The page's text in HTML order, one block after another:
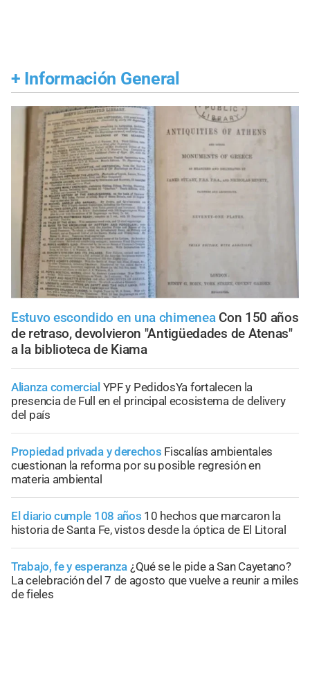
+ Información General
Estuvo escondido en una chimenea Con 150 años
de retraso, devolvieron "Antigüedades de Atenas"
a la biblioteca de Kiama
Alianza comercial YPF y PedidosYa fortalecen la
presencia de Full en el principal ecosistema de delivery
del país
Propiedad privada y derechos Fiscalías ambientales
cuestionan la reforma por su posible regresión en
materia ambiental
El diario cumple 108 años 10 hechos que marcaron la
historia de Santa Fe, vistos desde la óptica de El Litoral
Trabajo, fe y esperanza ¿Qué se le pide a San Cayetano?
La celebración del 7 de agosto que vuelve a reunir a miles
de fieles